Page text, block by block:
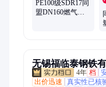
PE100级SDR17同
盟DN160燃气管
无锡福临泰钢铁
4年 档
出价迅速
真实性已核